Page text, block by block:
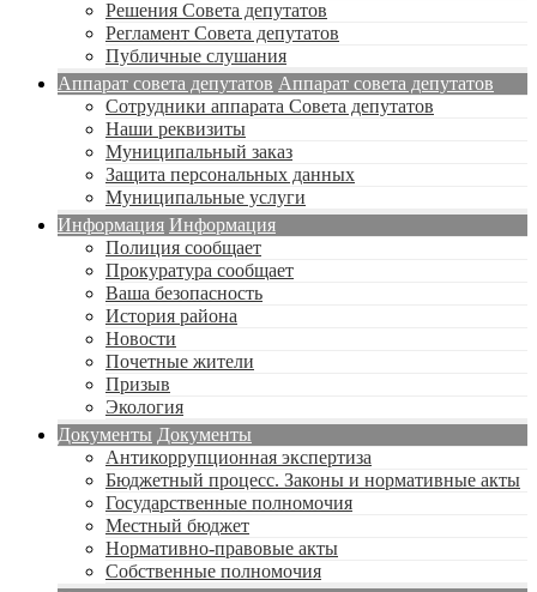
Решения Совета депутатов
Регламент Совета депутатов
Публичные слушания
Аппарат совета депутатов Аппарат совета депутатов
Сотрудники аппарата Совета депутатов
Наши реквизиты
Муниципальный заказ
Защита персональных данных
Муниципальные услуги
Информация Информация
Полиция сообщает
Прокуратура сообщает
Ваша безопасность
История района
Новости
Почетные жители
Призыв
Экология
Документы Документы
Антикоррупционная экспертиза
Бюджетный процесс. Законы и нормативные акты
Государственные полномочия
Местный бюджет
Нормативно-правовые акты
Собственные полномочия